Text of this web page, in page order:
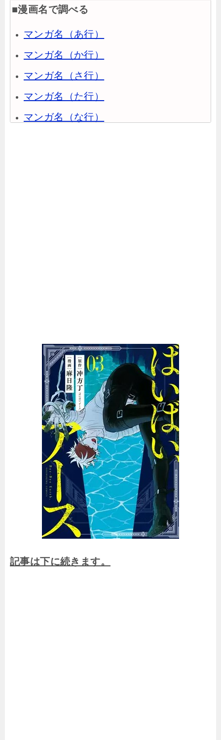
■漫画名で調べる
マンガ名（あ行）
マンガ名（か行）
マンガ名（さ行）
マンガ名（た行）
マンガ名（な行）
記事は下に続きます。